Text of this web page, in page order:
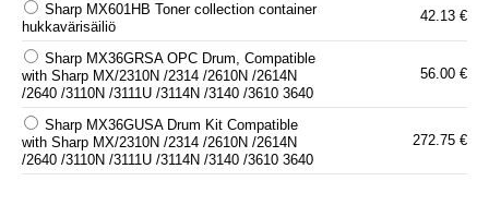
Sharp MX601HB Toner collection container
hukkavärisäiliö
42.13 €
Sharp MX36GRSA OPC Drum, Compatible
with Sharp MX/2310N /2314 /2610N /2614N
/2640 /3110N /3111U /3114N /3140 /3610 3640
56.00 €
Sharp MX36GUSA Drum Kit Compatible
with Sharp MX/2310N /2314 /2610N /2614N
/2640 /3110N /3111U /3114N /3140 /3610 3640
272.75 €